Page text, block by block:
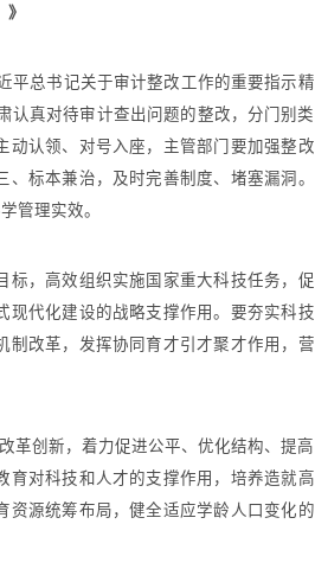
总书记关于审计整改工作的重要指示精
认真对待审计查出问题的整改，分门别类
动认领、对号入座，主管部门要加强整改
标本兼治，及时完善制度、堵塞漏洞。
管理实效。
，高效组织实施国家重大科技任务，促
现代化建设的战略支撑作用。要夯实科技
制改革，发挥协同育才引才聚才作用，营
创新，着力促进公平、优化结构、提高
育对科技和人才的支撑作用，培养造就高
资源统筹布局，健全适应学龄人口变化的